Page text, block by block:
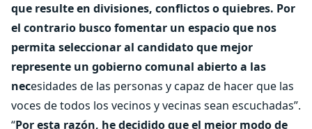
que resulte en divisiones, conflictos o quiebres. Por
el contrario busco fomentar un espacio que nos
permita seleccionar al candidato que mejor
represente un gobierno comunal abierto a las
necesidades de las personas y capaz de hacer que las
voces de todos los vecinos y vecinas sean escuchadas”.
“Por esta razón, he decidido que el mejor modo de